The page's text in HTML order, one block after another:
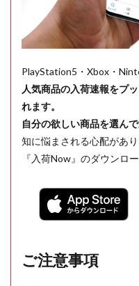
PlayStation5・Xbox・
人気商品の入荷速報をプ
れます。
自分の欲しい商品を選ん
知に悩まされる心配があり
『入荷Now』のダウンロ
ご注意事項